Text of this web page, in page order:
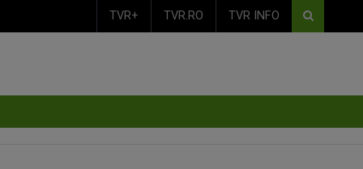
TVR+ TVR.RO TVR INFO